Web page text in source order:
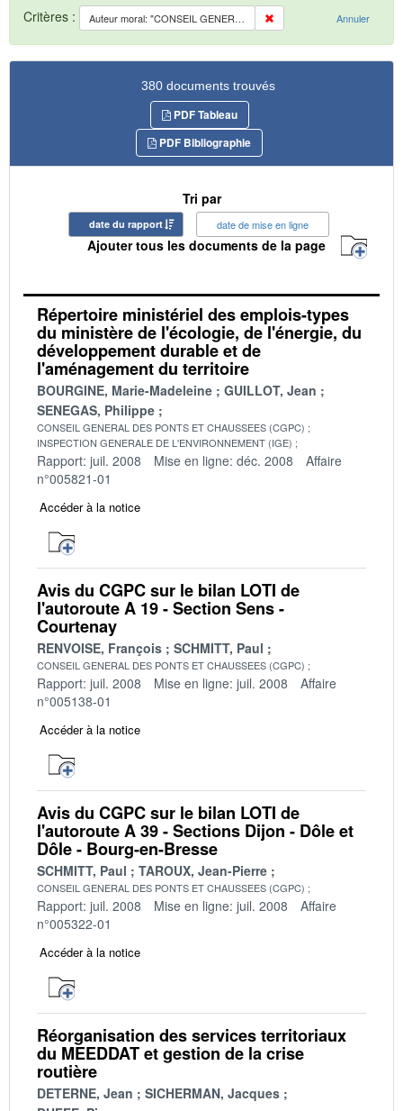
Critères : Auteur moral: "CONSEIL GENERAL DES PONTS ET CHAUSSEES (CGPC)" Annuler
380 documents trouvés
PDF Tableau
PDF Bibliographie
Tri par
date du rapport date de mise en ligne
Ajouter tous les documents de la page
Répertoire ministériel des emplois-types
du ministère de l'écologie, de l'énergie, du
développement durable et de
l'aménagement du territoire
BOURGINE, Marie-Madeleine
GUILLOT, Jean
SENEGAS, Philippe
CONSEIL GENERAL DES PONTS ET CHAUSSEES (CGPC)
INSPECTION GENERALE DE L'ENVIRONNEMENT (IGE)
Rapport: juil. 2008 Mise en ligne: déc. 2008
Affaire
n°005821-01
Accéder à la notice
Avis du CGPC sur le bilan LOTI de
l'autoroute A 19 - Section Sens -
Courtenay
RENVOISE, François SCHMITT, Paul
CONSEIL GENERAL DES PONTS ET CHAUSSEES (CGPC)
Rapport: juil. 2008 Mise en ligne: juil. 2008
Affaire
n°005138-01
Accéder à la notice
Avis du CGPC sur le bilan LOTI de
l'autoroute A 39 - Sections Dijon - Dôle et
Dôle - Bourg-en-Bresse
SCHMITT, Paul TAROUX, Jean-Pierre
CONSEIL GENERAL DES PONTS ET CHAUSSEES (CGPC)
Rapport: juil. 2008 Mise en ligne: juil. 2008
Affaire
n°005322-01
Accéder à la notice
Réorganisation des services territoriaux
du MEEDDAT et gestion de la crise
routière
DETERNE, Jean
SICHERMAN, Jacques